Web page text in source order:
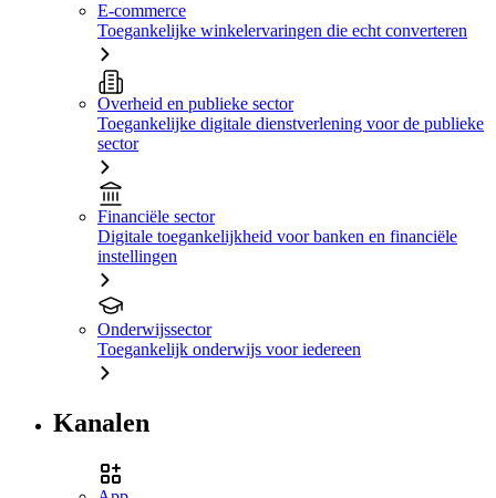
E-commerce
Toegankelijke winkelervaringen die echt converteren
Overheid en publieke sector
Toegankelijke digitale dienstverlening voor de publieke
sector
Financiële sector
Digitale toegankelijkheid voor banken en financiële
instellingen
Onderwijssector
Toegankelijk onderwijs voor iedereen
Kanalen